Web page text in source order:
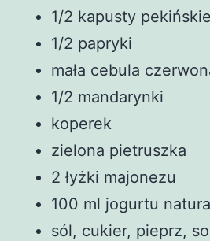
1/2 kapusty
1/2 papryki
mała cebula
1/2 mandarynki
koperek
zielona pietruszka
2 łyżki majonezu
100 ml jogurtu
sól, cukier, pieprz,